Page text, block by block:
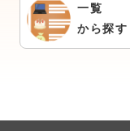
一覧
から探す